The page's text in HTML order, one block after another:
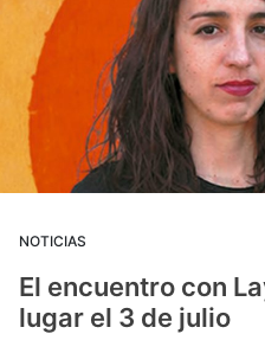
NOTICIAS
El encuentro con
lugar el 3 de julio